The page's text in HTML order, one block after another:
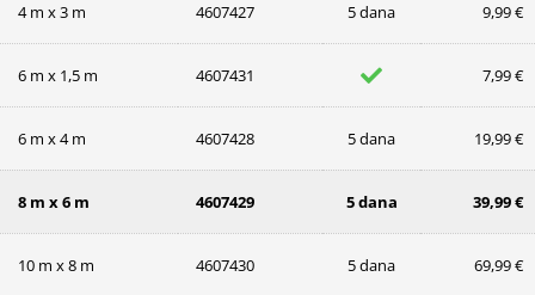
4 m x 3 m 4607427 5 dana 9,99 €
6 m x 1,5 m 4607431 7,99 €
6 m x 4 m 4607428 5 dana 19,99 €
8 m x 6 m 4607429 5 dana 39,99 €
10 m x 8 m 4607430 5 dana 69,99 €